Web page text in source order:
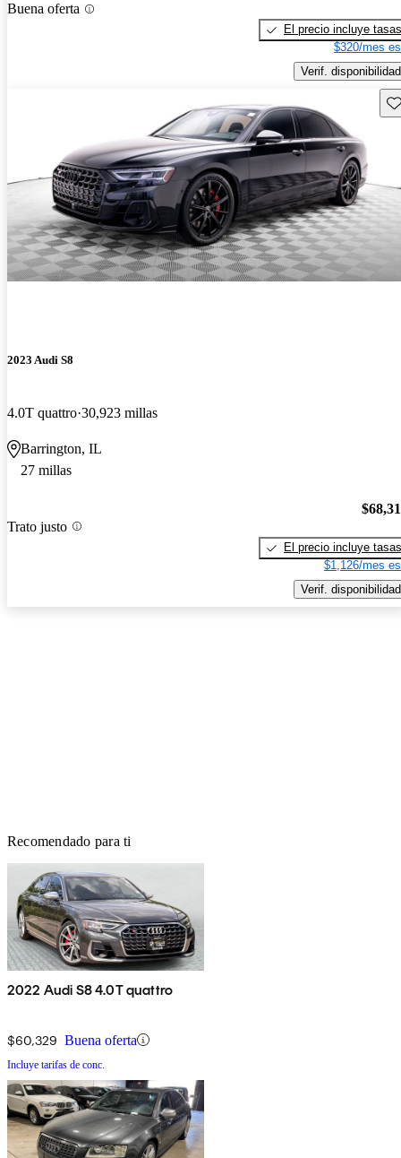
Buena oferta
El precio incluye tasas
$320/mes
Verif. disponibilidad
2023 Audi S8
4.0T quattro 30,923 millas
Barrington, IL
27 millas
Trato justo
El precio incluye tasas
$1,126/mes
Verif. disponibilidad
Recomendado para ti
2022 Audi S8 4.0T quattro
$60,329 Buena oferta
Incluye tarifas de conc.